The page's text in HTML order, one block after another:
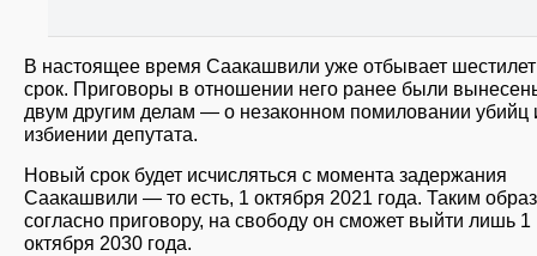
В настоящее время Саакашвили уже отбывает
срок. Приговоры в отношении него ранее были
двум другим делам — о незаконном помиловании убийц
избиении депутата.
Новый срок будет исчисляться с момента задержания
Саакашвили — то есть, 1 октября 2021 года. Таким
согласно приговору, на свободу он сможет выйти лишь 1
октября 2030 года.